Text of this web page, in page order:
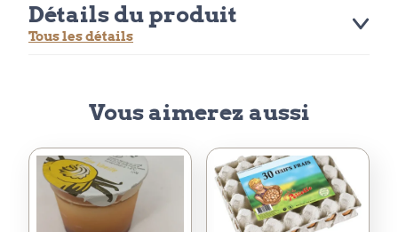
Détails du produit
Tous les détails
Vous aimerez aussi